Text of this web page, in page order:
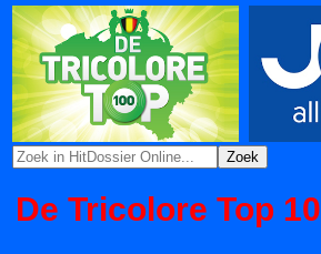
De Tricolore Top